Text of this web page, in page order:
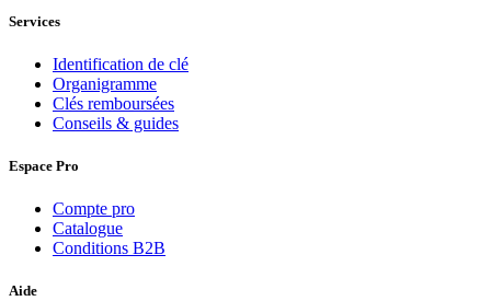
Services
Identification de clé
Organigramme
Clés remboursées
Conseils & guides
Espace Pro
Compte pro
Catalogue
Conditions B2B
Aide